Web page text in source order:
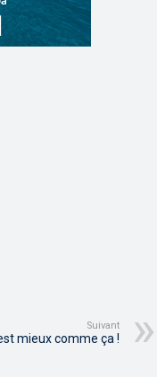
Suivant
mieux comme ça !